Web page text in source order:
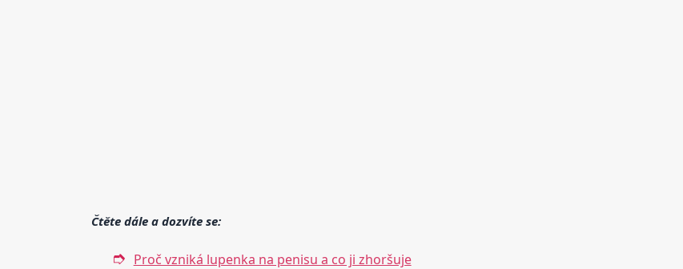
Čtěte dále a dozvíte se:
Proč vzniká lupenka na penisu a co ji zhoršuje